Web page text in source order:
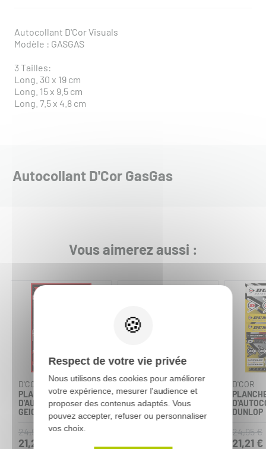
Autocollant D'Cor Visuals
Modèle : GASGAS
3 Tailles:
Long. 30 x 19 cm
Long. 15 x 9.5 cm
Long. 7.5 x 4.8 cm
Autocollant D'Cor GasGas
Vous aimerez aussi :
D'COR
PLANCHE
D'AUTOCOLLANTS
GEICO HONDA
24,95 €
21,21 €
ONE INDUSTRIES
STICKER DE FOURCHE
SHOWA FACTORY
D'COR
DUNLOP
24,95 €
21,21 €
Respect de votre vie privée
Nous utilisons des cookies pour améliorer
votre expérience, mesurer l'audience et
proposer des contenus adaptés. Vous
pouvez accepter, refuser ou personnaliser
vos choix.